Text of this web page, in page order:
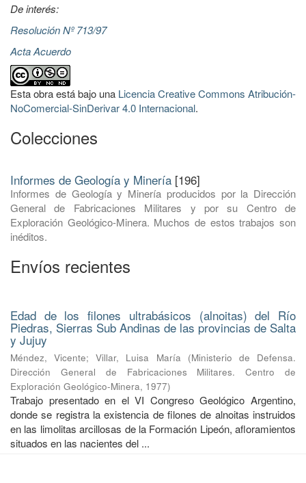
De interés:
Resolución Nº 713/97
Acta Acuerdo
Esta obra está bajo una Licencia Creative Commons Atribución-
NoComercial-SinDerivar 4.0 Internacional.
Colecciones
Informes de Geología y Minería [196]
Informes de Geología y Minería producidos por la Dirección
General de Fabricaciones Militares y por su Centro de
Exploración Geológico-Minera. Muchos de estos trabajos son
inéditos.
Envíos recientes
Edad de los filones ultrabásicos (alnoitas) del Río
Piedras, Sierras Sub Andinas de las provincias de Salta
y Jujuy
Méndez, Vicente;Villar, Luisa María (Ministerio de Defensa.
Dirección General de Fabricaciones Militares. Centro de
Exploración Geológico-Minera, 1977)
Trabajo presentado en el VI Congreso Geológico Argentino,
donde se registra la existencia de filones de alnoitas instruidos
en las limolitas arcillosas de la Formación Lipeón, afloramientos
situados en las nacientes del ...